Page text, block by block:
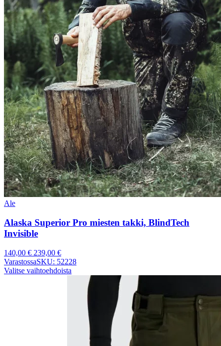
Ale
Alaska Superior Pro miesten takki, BlindTech
Invisible
140,00 € 239,00 €
VarastossaSKU: 52228
Valitse vaihtoehdoista